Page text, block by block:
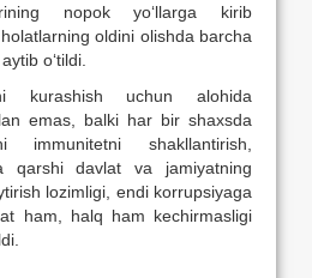
nopok yo‘llarga kirib
oldini olishda barcha
o‘tildi.
kurashish uchun alohida
emas, balki har bir shaxsda
immunitetni shakllantirish,
qarshi davlat va jamiyatning
lozimligi, endi korrupsiyaga
ham, halq ham kechirmasligi